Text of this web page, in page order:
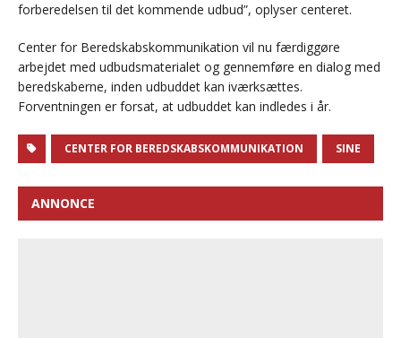
forberedelsen til det kommende udbud”, oplyser centeret.
Center for Beredskabskommunikation vil nu færdiggøre
arbejdet med udbudsmaterialet og gennemføre en dialog med
beredskaberne, inden udbuddet kan iværksættes.
Forventningen er forsat, at udbuddet kan indledes i år.
CENTER FOR BEREDSKABSKOMMUNIKATION SINE
ANNONCE